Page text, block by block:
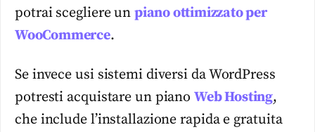
potrai scegliere un piano ottimizzato per
WooCommerce.
Se invece usi sistemi diversi da WordPress
potresti acquistare un pianoWeb Hosting,
che include l’installazione rapida e gratuita